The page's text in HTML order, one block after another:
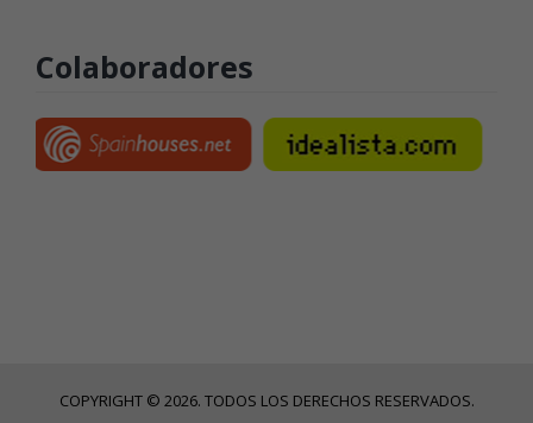
Colaboradores
COPYRIGHT © 2026. TODOS LOS DERECHOS RESERVADOS.